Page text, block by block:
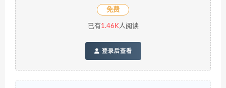
免费
已有1.46K人阅读
登录后查看